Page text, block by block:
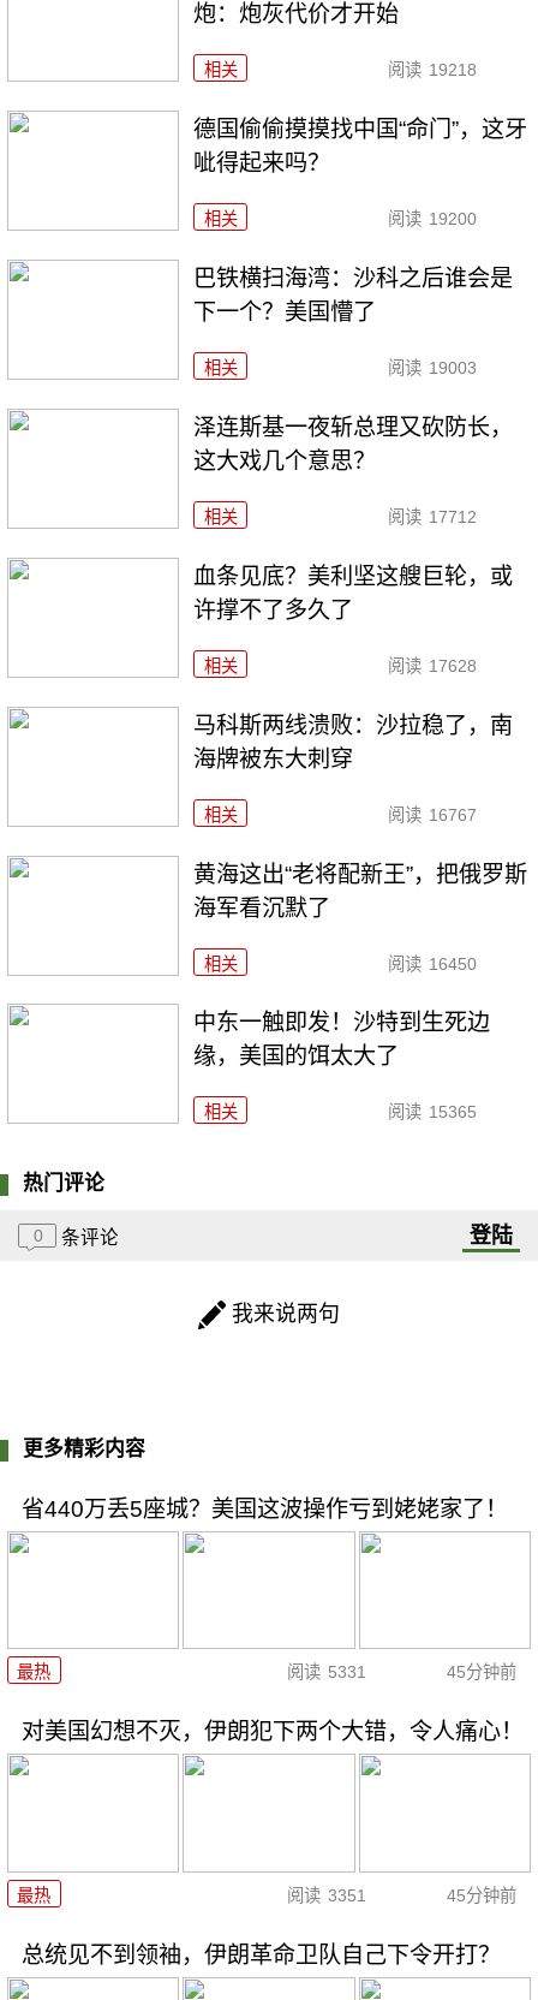
炮：炮灰代价才开始
相关 阅读 19218
德国偷偷摸摸找中国“命门”，这牙
呲得起来吗？
相关 阅读 19200
巴铁横扫海湾：沙科之后谁会是
下一个？美国懵了
相关 阅读 19003
泽连斯基一夜斩总理又砍防长，
这大戏几个意思？
相关 阅读 17712
血条见底？美利坚这艘巨轮，或
许撑不了多久了
相关 阅读 17628
马科斯两线溃败：沙拉稳了，南
海牌被东大刺穿
相关 阅读 16767
黄海这出“老将配新王”，把俄罗斯
海军看沉默了
相关 阅读 16450
中东一触即发！沙特到生死边
缘，美国的饵太大了
相关 阅读 15365
热门评论
0 条评论 登陆
我来说两句
更多精彩内容
省440万丢5座城？美国这波操作亏到姥姥家了！
最热 阅读 5331 45分钟前
对美国幻想不灭，伊朗犯下两个大错，令人痛心！
最热 阅读 3351 45分钟前
总统见不到领袖，伊朗革命卫队自己下令开打？